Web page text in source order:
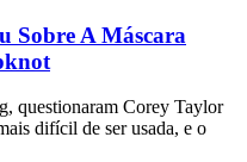
Sobre A Máscara
questionaram Corey Taylor
difícil de ser usada, e o